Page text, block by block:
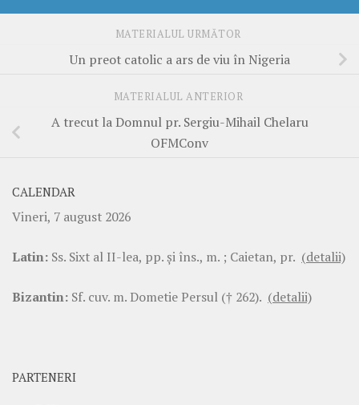
MATERIALUL URMĂTOR
Un preot catolic a ars de viu în Nigeria
MATERIALUL ANTERIOR
A trecut la Domnul pr. Sergiu-Mihail Chelaru
OFMConv
CALENDAR
Vineri, 7 august 2026
Latin: Ss. Sixt al II-lea, pp. şi îns., m. ; Caietan, pr. (detalii)
Bizantin: Sf. cuv. m. Dometie Persul († 262). (detalii)
PARTENERI